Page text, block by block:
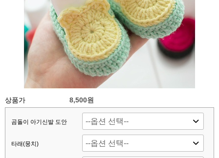
상품가 8,500원
곰돌이 아기신발 도안
타래(뭉치)